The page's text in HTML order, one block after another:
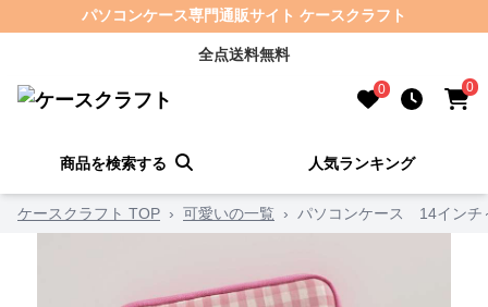
パソコンケース専門通販サイト ケースクラフト
全点送料無料
0 0
商品を検索する 人気ランキング
ケースクラフト TOP › 可愛いの一覧 › パソコンケース 14インチ